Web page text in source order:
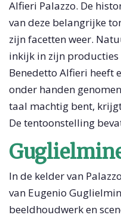
Alfieri Palazzo. De
van deze belangrijke
zijn facetten weer.
inkijk in zijn producties
Benedetto Alfieri heeft
onder handen
taal machtig bent,
De tentoonstelling
In de kelder van
van Eugenio
beeldhoudwerk en